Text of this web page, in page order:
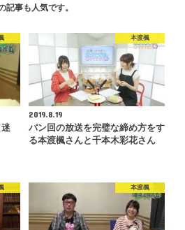
記事も人気です。
本渡楓
2019.8.19
パン回の放送を完璧な締め方をす
る本渡楓さんと千本木彩花さん
本渡楓